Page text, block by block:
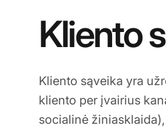
Kliento
Kliento sąveika yra
kliento per įvairius
socialinė